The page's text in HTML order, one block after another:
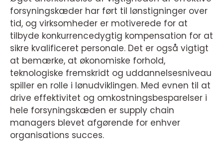
forsyningskæder har ført til lønstigninger over
tid, og virksomheder er motiverede for at
tilbyde konkurrencedygtig kompensation for at
sikre kvalificeret personale. Det er også vigtigt
at bemærke, at økonomiske forhold,
teknologiske fremskridt og uddannelsesniveau
spiller en rolle i lønudviklingen. Med evnen til at
drive effektivitet og omkostningsbesparelser i
hele forsyningskæden er supply chain
managers blevet afgørende for enhver
organisations succes.